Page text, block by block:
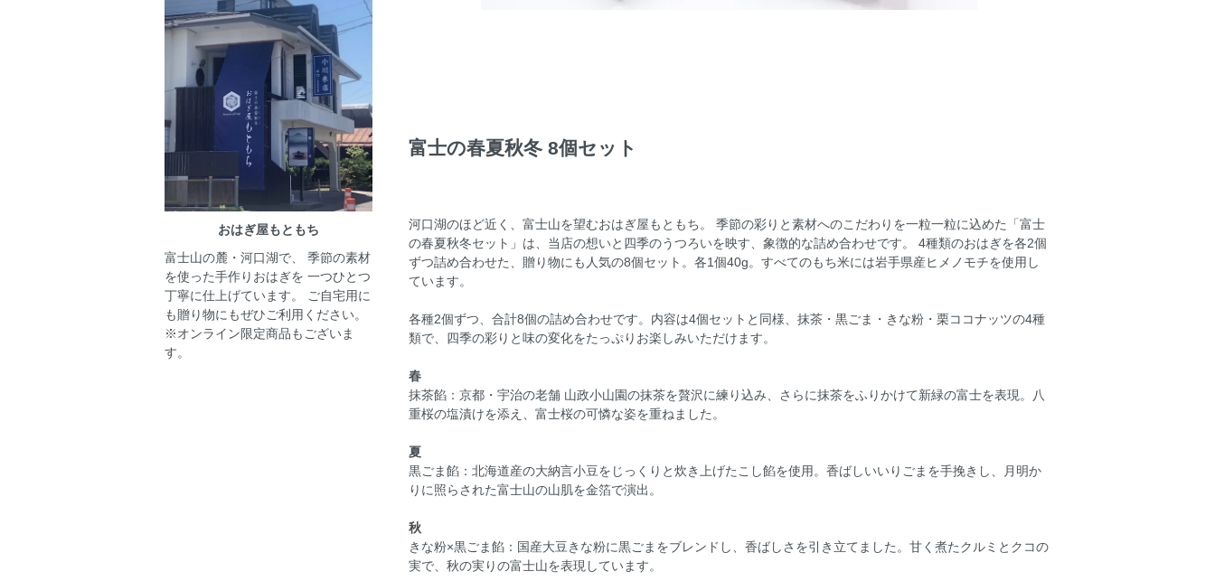
富士の春夏秋冬 8個セット
河口湖のほど近く、富士山を望むおはぎ屋もともち。 季節の彩りと素材へのこだわりを一粒一粒に込めた「富士
の春夏秋冬セット」は、当店の想いと四季のうつろいを映す、象徴的な詰め合わせです。 4種類のおはぎを各2個
ずつ詰め合わせた、贈り物にも人気の8個セット。各1個40g。すべてのもち米には岩手県産ヒメノモチを使用し
ています。
各種2個ずつ、合計8個の詰め合わせです。内容は4個セットと同様、抹茶・黒ごま・きな粉・栗ココナッツの4種
類で、四季の彩りと味の変化をたっぷりお楽しみいただけます。
春
抹茶餡：京都・宇治の老舗 山政小山園の抹茶を贅沢に練り込み、さらに抹茶をふりかけて新緑の富士を表現。八
重桜の塩漬けを添え、富士桜の可憐な姿を重ねました。
夏
黒ごま餡：北海道産の大納言小豆をじっくりと炊き上げたこし餡を使用。香ばしいいりごまを手挽きし、月明か
りに照らされた富士山の山肌を金箔で演出。
秋
きな粉×黒ごま餡：国産大豆きな粉に黒ごまをブレンドし、香ばしさを引き立てました。甘く煮たクルミとクコの
実で、秋の実りの富士山を表現しています。
おはぎ屋もともち
富士山の麓・河口湖で、 季節の素材
を使った手作りおはぎを 一つひとつ
丁寧に仕上げています。 ご自宅用に
も贈り物にもぜひご利用ください。
※オンライン限定商品もございま
す。